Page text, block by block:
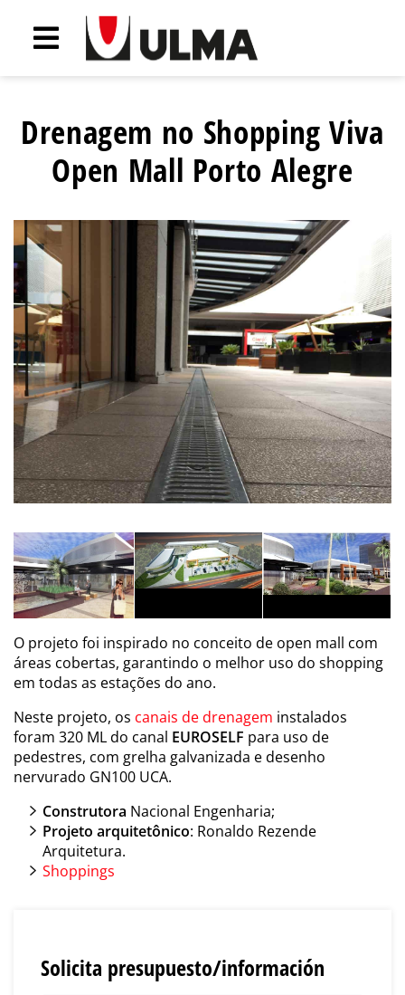
Drenagem no Shopping Viva
Open Mall Porto Alegre
O projeto foi inspirado no conceito de open mall com
áreas cobertas, garantindo o melhor uso do shopping
em todas as estações do ano.
Neste projeto, os canais de drenagem instalados
foram 320 ML do canal EUROSELF para uso de
pedestres, com grelha galvanizada e desenho
nervurado GN100 UCA.
Construtora Nacional Engenharia;
Projeto arquitetônico: Ronaldo Rezende
Arquitetura.
Shoppings
Solicita presupuesto/información